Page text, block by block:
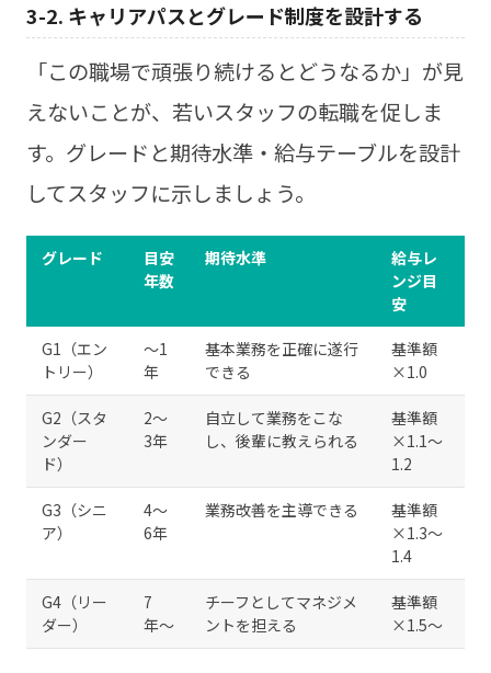
3-2. キャリアパスとグレード制度を設計する
「この職場で頑張り続けるとどうなるか」が見
えないことが、若いスタッフの転職を促しま
す。グレードと期待水準・給与テーブルを設計
してスタッフに示しましょう。
グレード
目安
年数
期待水準
給与レ
ンジ目
安
G1（エン
トリー）
〜1
年
基本業務を正確に遂行
できる
基準額
×1.0
G2（スタ
ンダー
ド）
2〜
3年
自立して業務をこな
し、後輩に教えられる
基準額
×1.1〜
1.2
G3（シニ
ア）
4〜
6年
業務改善を主導できる
基準額
×1.3〜
1.4
G4（リー
ダー）
7
年〜
チーフとしてマネジメ
ントを担える
基準額
×1.5〜